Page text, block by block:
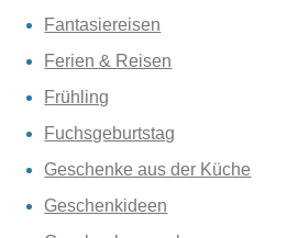
Fantasiereisen
Ferien & Reisen
Frühling
Fuchsgeburtstag
Geschenke aus der Küche
Geschenkideen